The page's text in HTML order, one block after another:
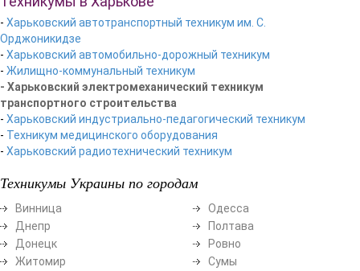
- Харьковский автотранспортный техникум им. С.
Орджоникидзе
- Харьковский автомобильно-дорожный техникум
- Жилищно-коммунальный техникум
- Харьковский электромеханический техникум
транспортного строительства
- Харьковский индустриально-педагогический техникум
- Техникум медицинского оборудования
- Харьковский радиотехнический техникум
Техникумы Украины по городам
Винница
Днепр
Донецк
Житомир
Одесса
Полтава
Ровно
Сумы